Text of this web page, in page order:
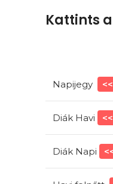
Kattints
Napijegy
Diák Havi
Diák Napi